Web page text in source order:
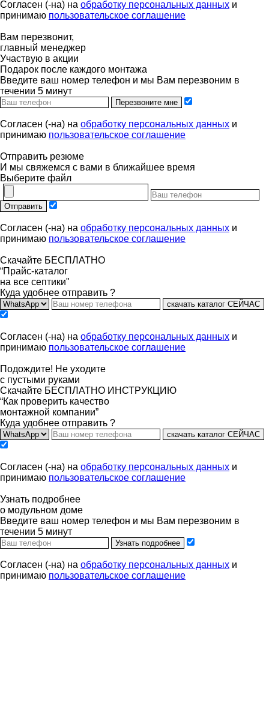
Согласен (-на) на обработку персональных данных и
принимаю пользовательское соглашение
Вам перезвонит,
главный менеджер
Участвую в акции
Подарок после каждого монтажа
Введите ваш номер телефон и мы Вам перезвоним в
течении 5 минут
Перезвоните мне
Согласен (-на) на обработку персональных данных и
принимаю пользовательское соглашение
Отправить резюме
И мы свяжемся с вами в ближайшее время
Выберите файл
Отправить
Согласен (-на) на обработку персональных данных и
принимаю пользовательское соглашение
Скачайте БЕСПЛАТНО
“Прайс-каталог
на все септики"
Куда удобнее отправить ?
скачать каталог СЕЙЧАС
Согласен (-на) на обработку персональных данных и
принимаю пользовательское соглашение
Подождите! Не уходите
с пустыми руками
Скачайте БЕСПЛАТНО ИНСТРУКЦИЮ
“Как проверить качество
монтажной компании”
Куда удобнее отправить ?
скачать каталог СЕЙЧАС
Согласен (-на) на обработку персональных данных и
принимаю пользовательское соглашение
Узнать подробнее
о модульном доме
Введите ваш номер телефон и мы Вам перезвоним в
течении 5 минут
Узнать подробнее
Согласен (-на) на обработку персональных данных и
принимаю пользовательское соглашение